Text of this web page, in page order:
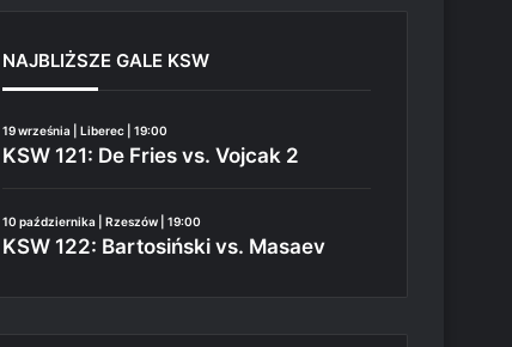
NAJBLIŻSZE GALE KSW
19 września | Liberec | 19:00
KSW 121: De Fries vs. Vojcak 2
10 października | Rzeszów | 19:00
KSW 122: Bartosiński vs. Masaev